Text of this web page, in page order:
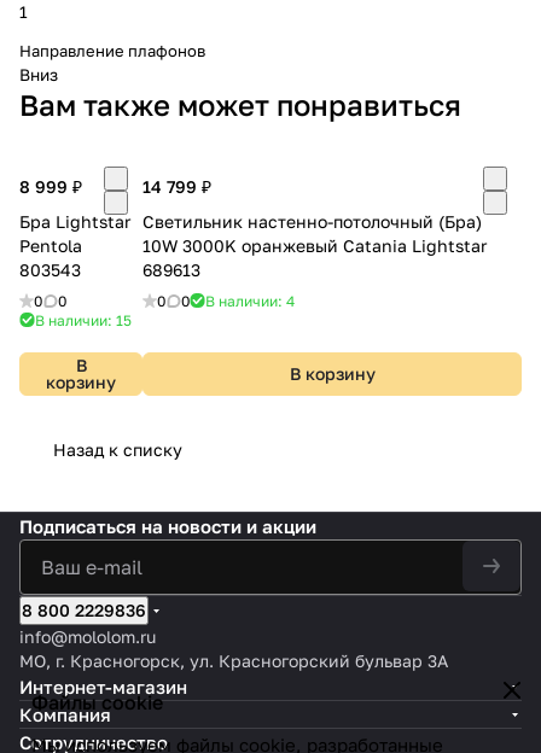
1
Направление плафонов
Вниз
Вам также может понравиться
8 999 ₽
Бра Lightstar
Pentola
803543
0
0
В наличии: 15
В
корзину
14 799 ₽
Светильник настенно-потолочный (Бра)
10W 3000K оранжевый Catania Lightstar
689613
0 0 В наличии: 4
В корзину
Назад к списку
Файлы cookie
Мы используем файлы cookie, разработанные
Подписаться на новости и акции
8 800 2229836
info@mololom.ru
МО, г. Красногорск, ул. Красногорский бульвар 3А
Интернет-магазин
Компания
Сотрудничество